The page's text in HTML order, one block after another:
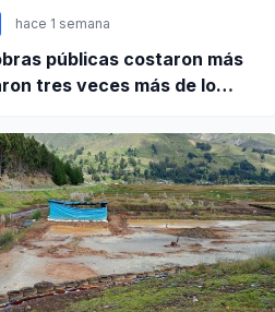
hace 1 semana
públicas costaron más
tres veces más de lo